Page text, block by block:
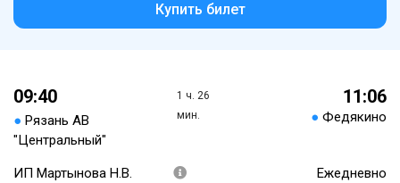
Купить билет
09:40
● Рязань АВ
"Центральный"
1 ч. 26
мин.
11:06
● Федякино
ИП Мартынова Н.В. Ежедневно